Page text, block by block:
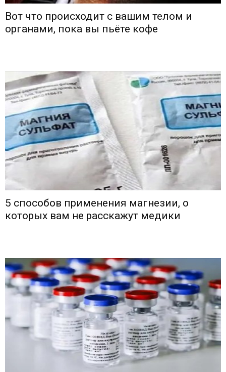
Вот что происходит с вашим телом и
органами, пока вы пьёте кофе
5 способов применения магнезии, о
которых вам не расскажут медики